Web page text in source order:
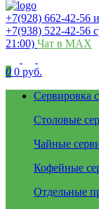
+7(928) 662-42-56
+7(938) 522-42-56
21:00) Чат в MAX
0 0 руб.
Сервировка
Столовые
Чайные
Кофейные
Отдельные